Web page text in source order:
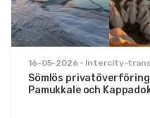
16-05-2026 Intercity-
Sömlös privatöverföring
Pamukkale och